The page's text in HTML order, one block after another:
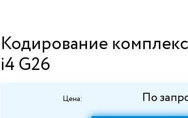
Кодирование
i4 G26
Цена: По